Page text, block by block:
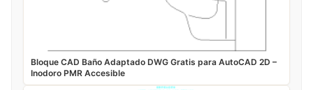
Bloque CAD Baño Adaptado DWG Gratis para AutoCAD 2D –
Inodoro PMR Accesible